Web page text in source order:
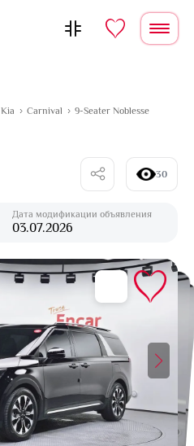
Kia Carnival 9-Seater Noblesse
30
Дата модификации объявления
03.07.2026